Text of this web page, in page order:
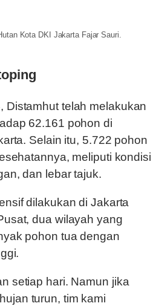
Kota DKI Jakarta Fajar Sauri.
Distamhut telah melakukan
62.161 pohon di
Selain itu, 5.722 pohon
meliputi kondisi
dan lebar tajuk.
dilakukan di Jakarta
dua wilayah yang
pohon tua dengan
setiap hari. Namun jika
turun, tim kami